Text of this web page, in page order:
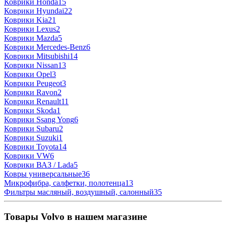
Коврики Hyundai22
Коврики Kia21
Коврики Lexus2
Коврики Mazda5
Коврики Mercedes-Benz6
Коврики Mitsubishi14
Коврики Nissan13
Коврики Opel3
Коврики Peugeot3
Коврики Ravon2
Коврики Renault11
Коврики Skoda1
Коврики Ssang Yong6
Коврики Subaru2
Коврики Suzuki1
Коврики Toyota14
Коврики VW6
Коврики ВАЗ / Lada5
Ковры универсальные36
Микрофибра, салфетки, полотенца13
Фильтры масляный, воздушный, салонный35
Товары Volvo в нашем магазине